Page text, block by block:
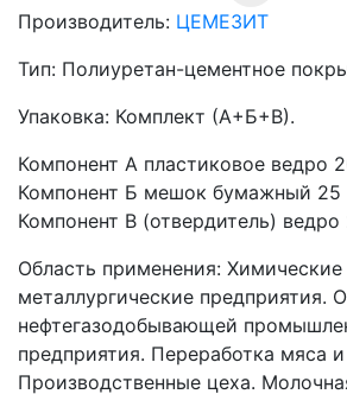
Производитель: ЦЕМЕЗИТ
Тип: Полиуретан-цементное
Упаковка: Комплект (А+Б+В).
Компонент А пластиковое ведро
Компонент Б мешок бумажный 25
Компонент В (отвердитель) ведро
Область применения: Химические
металлургические предприятия.
нефтегазодобывающей
предприятия. Переработка мяса
Производственные цеха.